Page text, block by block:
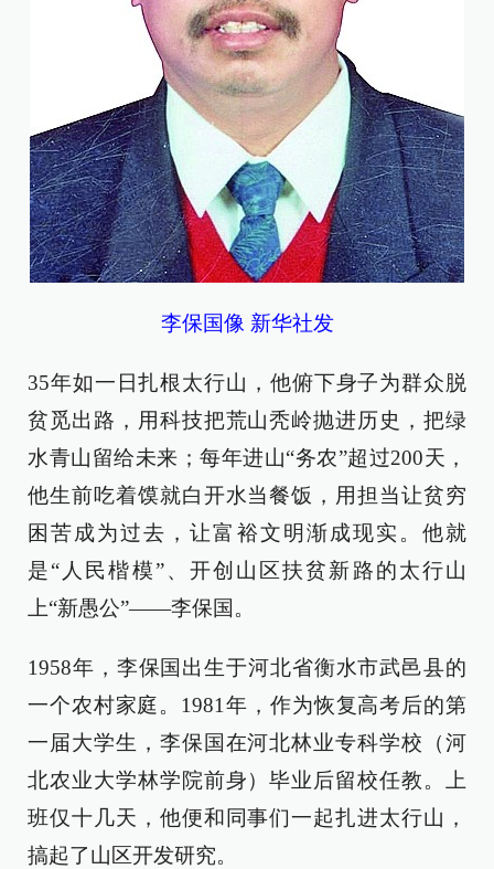
李保国像 新华社发
35年如一日扎根太行山，他俯下身子为群众脱
贫觅出路，用科技把荒山秃岭抛进历史，把绿
水青山留给未来；每年进山“务农”超过200天，
他生前吃着馍就白开水当餐饭，用担当让贫穷
困苦成为过去，让富裕文明渐成现实。他就
是“人民楷模”、开创山区扶贫新路的太行山
上“新愚公”——李保国。
1958年，李保国出生于河北省衡水市武邑县的
一个农村家庭。1981年，作为恢复高考后的第
一届大学生，李保国在河北林业专科学校（河
北农业大学林学院前身）毕业后留校任教。上
班仅十几天，他便和同事们一起扎进太行山，
搞起了山区开发研究。